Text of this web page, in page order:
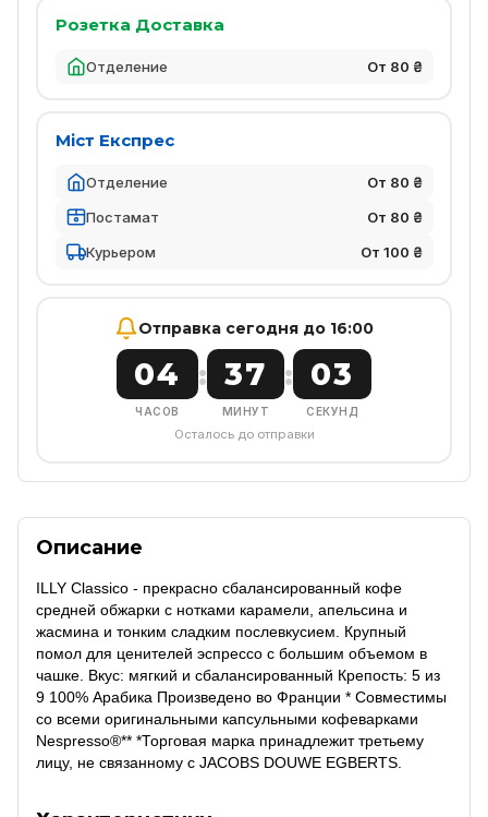
Розетка Доставка
Отделение От 80 ₴
Міст Експрес
Отделение
От 80 ₴
Постамат
От 80 ₴
Курьером
От 100 ₴
Отправка сегодня до 16:00
04
ЧАСОВ
: 37
МИНУТ
: 02
СЕКУНД
Осталось до отправки
Описание
ILLY Classico - прекрасно сбалансированный кофе
средней обжарки с нотками карамели, апельсина и
жасмина и тонким сладким послевкусием. Крупный
помол для ценителей эспрессо с большим объемом в
чашке. Вкус: мягкий и сбалансированный Крепость: 5 из
9 100% Арабика Произведено во Франции * Совместимы
со всеми оригинальными капсульными кофеварками
Nespresso®** *Торговая марка принадлежит третьему
лицу, не связанному с JACOBS DOUWE EGBERTS.